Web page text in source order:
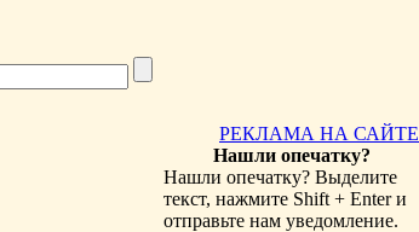
РЕКЛАМА НА САЙТЕ
Нашли опечатку?
Нашли опечатку? Выделите
текст, нажмите Shift + Enter и
отправьте нам уведомление.